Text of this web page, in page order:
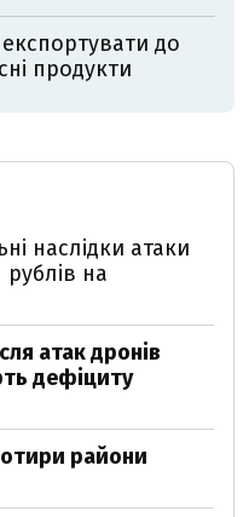
до
продукти
наслідки атаки
на
атак дронів
дефіциту
райони